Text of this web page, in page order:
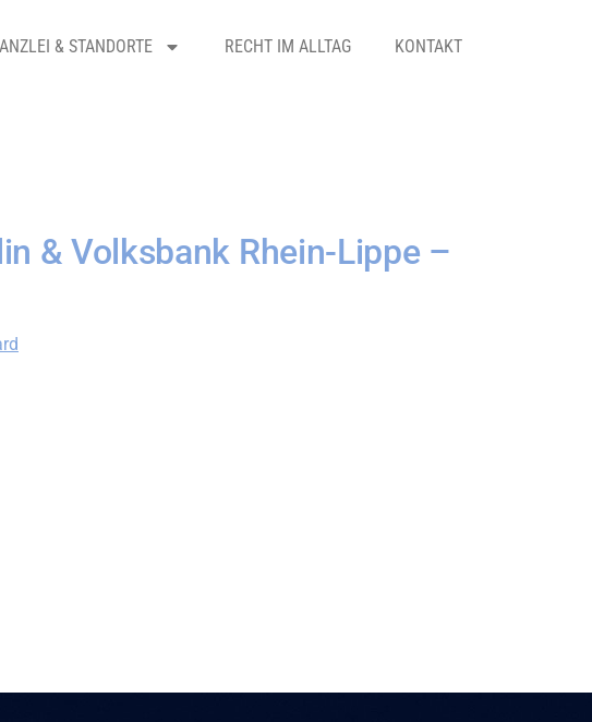
& STANDORTE RECHT IM ALLTAG KONTAKT
& Volksbank Rhein-Lippe –